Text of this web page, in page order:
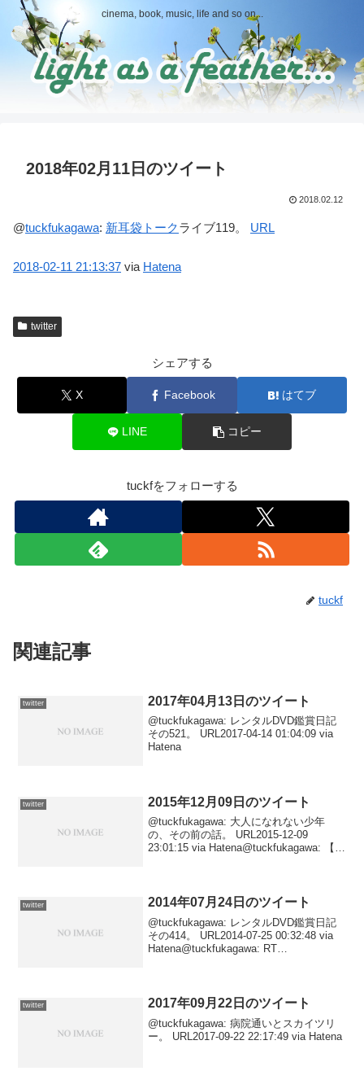
cinema, book, music, life and so on...
2018年02月11日のツイート
2018.02.12
@tuckfukagawa: 新耳袋 トークライブ119。 URL
2018-02-11 21:13:37 via Hatena
twitter
シェアする
X Facebook はてブ
LINE コピー
tuckfをフォローする
tuckf
関連記事
twitter 2017年04月13日のツイート
@tuckfukagawa: レンタルDVD鑑賞日記
その521。 URL2017-04-14 01:04:09 via
Hatena
twitter 2015年12月09日のツイート
@tuckfukagawa: 大人になれない少年
の、その前の話。 URL2015-12-09
23:01:15 via Hatena@tuckfukagawa: 【死
twitter 2014年07月24日のツイート
@tuckfukagawa: レンタルDVD鑑賞日記
その414。 URL2014-07-25 00:32:48 via
Hatena@tuckfukagawa: RT
twitter 2017年09月22日のツイート
@tuckfukagawa: 病院通いとスカイツリ
ー。 URL2017-09-22 22:17:49 via Hatena